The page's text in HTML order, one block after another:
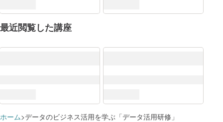
最近閲覧した講座
ホーム データのビジネス活用を学ぶ「データ活用研修」